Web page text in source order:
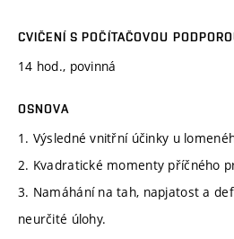
CVIČENÍ S POČÍTAČOVOU
14 hod., povinná
OSNOVA
1. Výsledné vnitřní účinky u
2. Kvadratické momenty příčného
3. Namáhání na tah, napjatost a
neurčité úlohy.